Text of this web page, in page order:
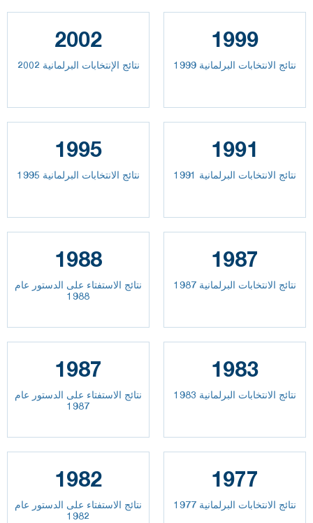
2002
نتائج الإنتخابات البرلمانية 2002
1999
نتائج الانتخابات البرلمانية 1999
1995
نتائج الانتخابات البرلمانية 1995
1991
نتائج الانتخابات البرلمانية 1991
1988
نتائج الاستفتاء على الدستور عام
1988
1987
نتائج الانتخابات البرلمانية 1987
1987
نتائج الاستفتاء على الدستور عام
1987
1983
نتائج الانتخابات البرلمانية 1983
1982
نتائج الاستفتاء على الدستور عام
1982
1977
نتائج الانتخابات البرلمانية 1977